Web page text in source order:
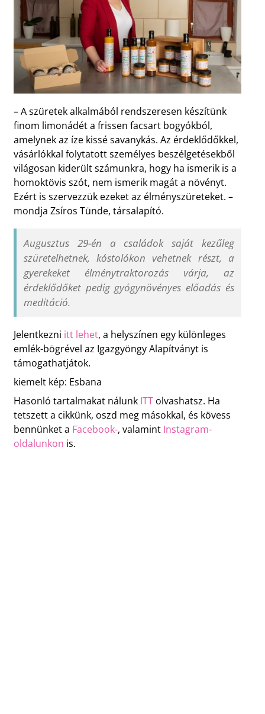
– A szüretek alkalmából rendszeresen készítünk
finom limonádét a frissen facsart bogyókból,
amelynek az íze kissé savanykás. Az érdeklődőkkel,
vásárlókkal folytatott személyes beszélgetésekből
világosan kiderült számunkra, hogy ha ismerik is a
homoktövis szót, nem ismerik magát a növényt.
Ezért is szervezzük ezeket az élményszüreteket. –
mondja Zsíros Tünde, társalapító.
Augusztus 29-én a családok saját kezűleg
szüretelhetnek, kóstolókon vehetnek részt, a
gyerekeket élménytraktorozás várja, az
érdeklődőket pedig gyógynövényes előadás és
meditáció.
Jelentkezni itt lehet, a helyszínen egy különleges
emlék-bögrével az Igazgyöngy Alapítványt is
támogathatjátok.
kiemelt kép: Esbana
Hasonló tartalmakat nálunk ITTolvashatsz. Ha
tetszett a cikkünk, oszd meg másokkal, és kövess
bennünket a Facebook-, valamint Instagram-
oldalunkon is.